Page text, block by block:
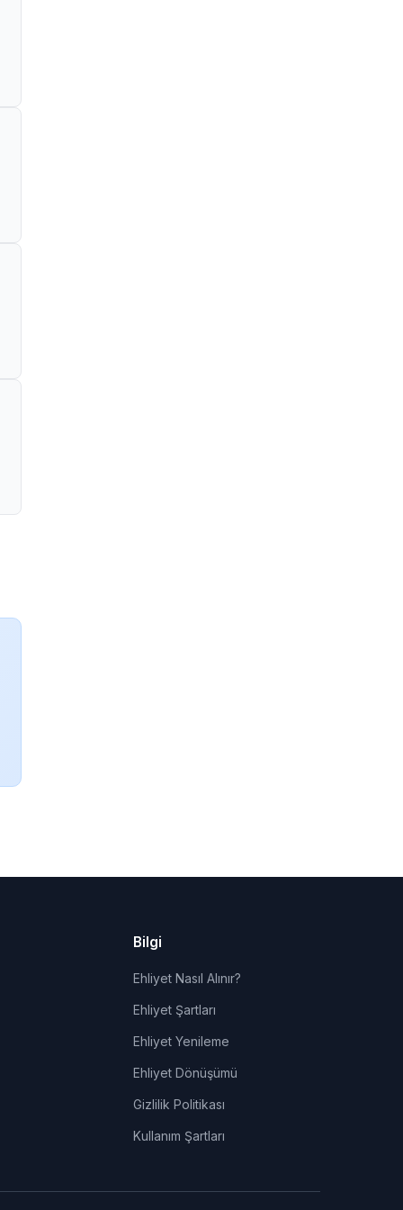
Bilgi
Ehliyet Nasıl Alınır?
Ehliyet Şartları
Ehliyet Yenileme
Ehliyet Dönüşümü
Gizlilik Politikası
Kullanım Şartları